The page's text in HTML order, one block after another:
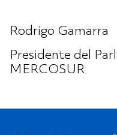
Rodrigo Gamarra
Presidente del
MERCOSUR